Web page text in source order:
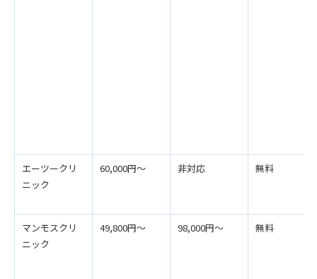
エーツークリ
ニック
60,000円～ 非対応 無料
マンモスクリ
ニック
49,800円〜 98,000円〜 無料